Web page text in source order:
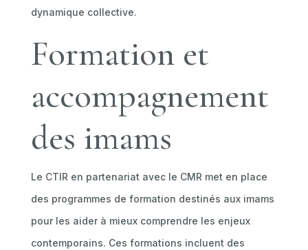
dynamique collective.
Formation et
accompagnement
des imams
Le CTIR en partenariat avec le CMR met en place
des programmes de formation destinés aux imams
pour les aider à mieux comprendre les enjeux
contemporains. Ces formations incluent des